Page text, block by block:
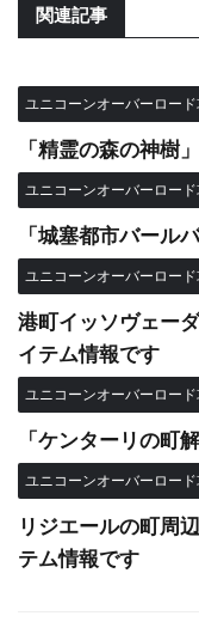
関連記事
ユニコーンオーバーロー
「精霊の森の神樹
ユニコーンオーバーロー
「城塞都市バール
ユニコーンオーバーロー
港町イッソヴェー
イテム情報です
ユニコーンオーバーロー
「ケンターリの町
ユニコーンオーバーロー
リジエールの町周
テム情報です